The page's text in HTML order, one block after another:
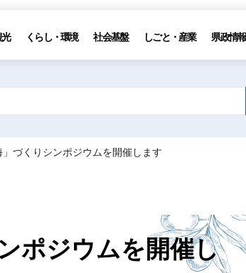
くらし・環境 社会基盤 しごと・産業 県政情報
づくりシンポジウムを開催します
ポジウムを開催し